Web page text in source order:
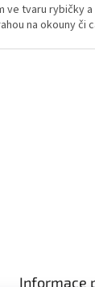
s
t
a
i
tvaru
na okouny
Informace